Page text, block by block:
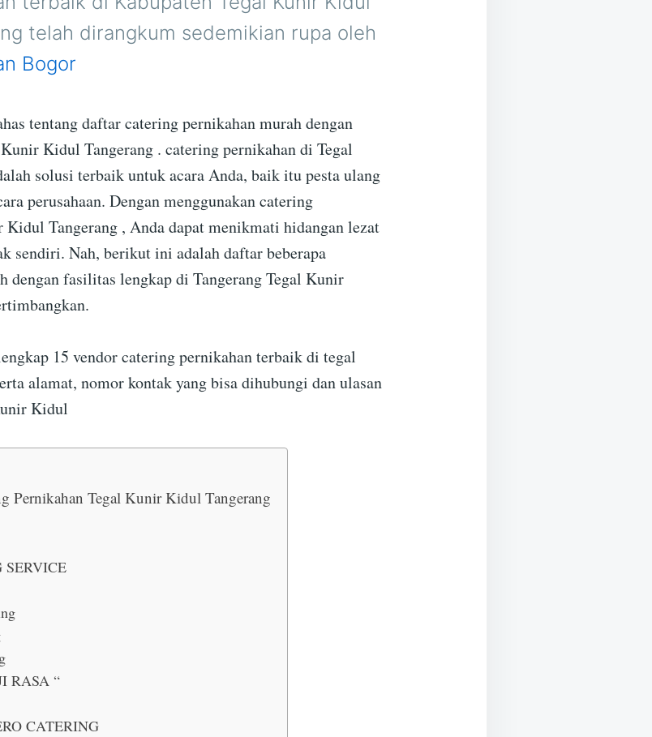
telah dirangkum sedemikian rupa oleh
Bogor
tentang daftar catering pernikahan murah dengan
Kidul Tangerang . catering pernikahan di Tegal
solusi terbaik untuk acara Anda, baik itu pesta ulang
perusahaan. Dengan menggunakan catering
Tangerang , Anda dapat menikmati hidangan lezat
sendiri. Nah, berikut ini adalah daftar beberapa
dengan fasilitas lengkap di Tangerang Tegal Kunir
15 vendor catering pernikahan terbaik di tegal
alamat, nomor kontak yang bisa dihubungi dan ulasan
Kidul
Pernikahan Tegal Kunir Kidul Tangerang
RASA “
CATERING